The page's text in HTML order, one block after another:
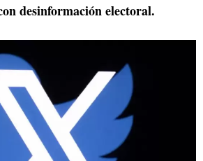
desinformación electoral.